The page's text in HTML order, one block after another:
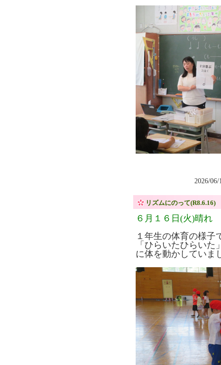
2026/
リズムにのって(R8.6.16)
６月１６日(火)晴れ
１年生の体育の様子
「ひらいたひらい
に体を動かしていま